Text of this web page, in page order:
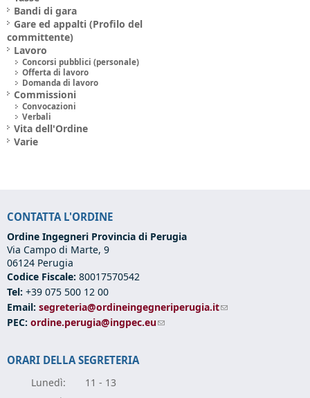
Bandi di gara
Gare ed appalti (Profilo del
committente)
Lavoro
Concorsi pubblici (personale)
Offerta di lavoro
Domanda di lavoro
Commissioni
Convocazioni
Verbali
Vita dell'Ordine
Varie
CONTATTA L'ORDINE
Ordine Ingegneri Provincia di Perugia
Via Campo di Marte, 9
06124 Perugia
Codice Fiscale: 80017570542
Tel: +39 075 500 12 00
Email: segreteria@ordineingegneriperugia.it(link sends e-mail)
PEC: ordine.perugia@ingpec.eu(link sends e-mail)
ORARI DELLA SEGRETERIA
Lunedì:
11 - 13